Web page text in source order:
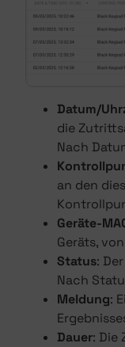
Datum/
die
Nach
an den
Geräte-
Geräts,
Status:
Nach
Meldung:
Dauer: Die